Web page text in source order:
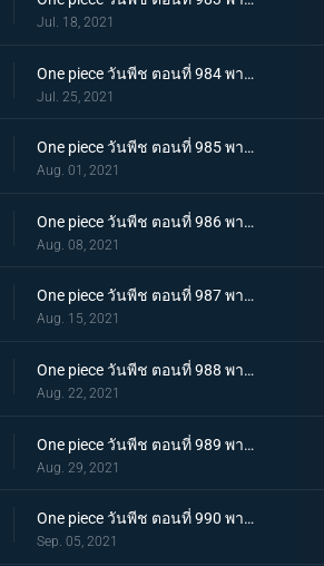
Jul. 18, 2021
One piece วันพีช ตอนที่ 984 พากย์ไทย ลูฟี่อาละวาด ลอบเข้างานเลี้ยงของไคโด
Jul. 25, 2021
One piece วันพีช ตอนที่ 985 พากย์ไทย ความรู้สึกถึงโอทามะ หนึ่งหมัดแห่งความโกรธของลูฟี่
Aug. 01, 2021
One piece วันพีช ตอนที่ 986 พากย์ไทย ดนตรีต่อสู้ พลังที่จู่โจมใส่ลูฟี่
Aug. 08, 2021
One piece วันพีช ตอนที่ 987 พากย์ไทย ฝันแตกสลาย กับดักล่อลวงซันจิ
Aug. 15, 2021
One piece วันพีช ตอนที่ 988 พากย์ไทย กำลังเสริมมาถึง! หัวหน้าหน่วยกลุ่มโจรสลัดหนวดขาว
Aug. 22, 2021
One piece วันพีช ตอนที่ 989 พากย์ไทย คำสาบานของบุรุษ! บราคิโอ้แทงก์สู้ดุเดือด
Aug. 29, 2021
One piece วันพีช ตอนที่ 990 พากย์ไทย ฟ้าสนั่น 8 ทิศ! ลูกชายไคโดปรากฏตัว
Sep. 05, 2021